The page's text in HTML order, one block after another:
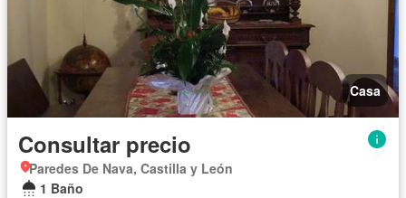
Casa
Consultar precio
Paredes De Nava, Castilla y León
1 Baño